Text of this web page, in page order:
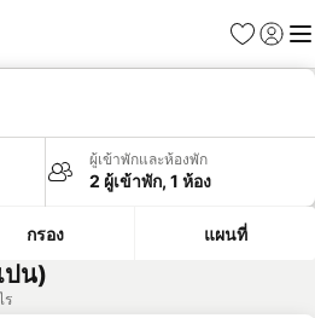
รายการโป
เข้าสู่ร
เมนู
ผู้เข้าพักและห้องพัก
2 ผู้เข้าพัก, 1 ห้อง
กรอง แผนที่
ปน)
ร